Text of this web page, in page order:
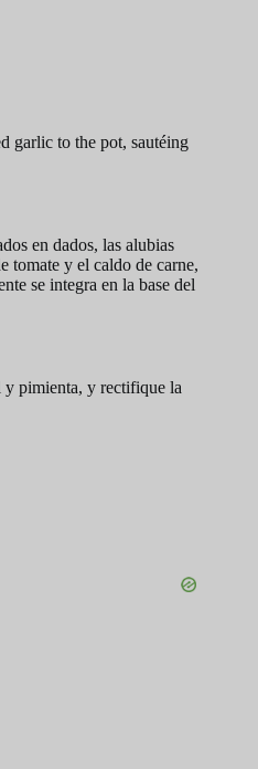
garlic to the pot, sautéing
en dados, las alubias
tomate y el caldo de carne,
se integra en la base del
pimienta, y rectifique la